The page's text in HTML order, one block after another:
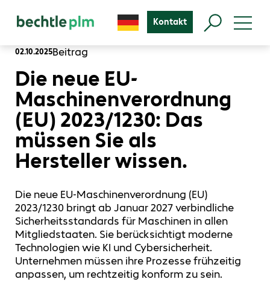
Kontakt
02.10.2025Beitrag
Die neue EU-
Maschinenverordnung
(EU) 2023/1230: Das
müssen Sie als
Hersteller wissen.
Die neue EU-Maschinenverordnung (EU)
2023/1230 bringt ab Januar 2027 verbindliche
Sicherheitsstandards für Maschinen in allen
Mitgliedstaaten. Sie berücksichtigt moderne
Technologien wie KI und Cybersicherheit.
Unternehmen müssen ihre Prozesse frühzeitig
anpassen, um rechtzeitig konform zu sein.